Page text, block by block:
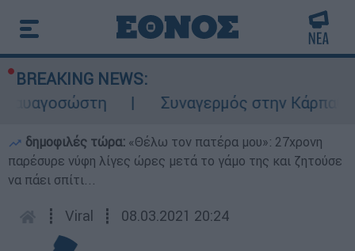
BREAKING NEWS:
Συναγερμός στην Κάρπαθο:
δημοφιλές τώρα: «Θέλω τον πατέρα μου»: 27χρονη
παρέσυρε νύφη λίγες ώρες μετά το γάμο της και ζητούσε
να πάει σπίτι...
┋ Viral ┋ 08.03.2021 20:24